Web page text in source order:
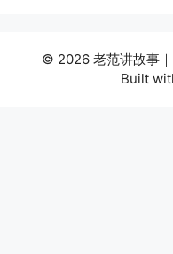
© 2026 老范讲故事
Built